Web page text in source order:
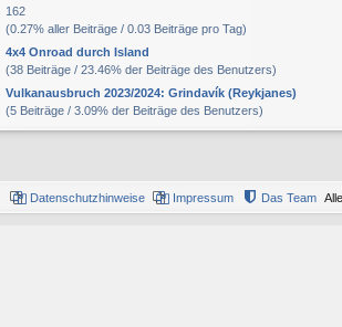
162
(0.27% aller Beiträge / 0.03 Beiträge pro Tag)
4x4 Onroad durch Island
(38 Beiträge / 23.46% der Beiträge des Benutzers)
Vulkanausbruch 2023/2024: Grindavík (Reykjanes)
(5 Beiträge / 3.09% der Beiträge des Benutzers)
Das Team
Impressum
Datenschutzhinweise